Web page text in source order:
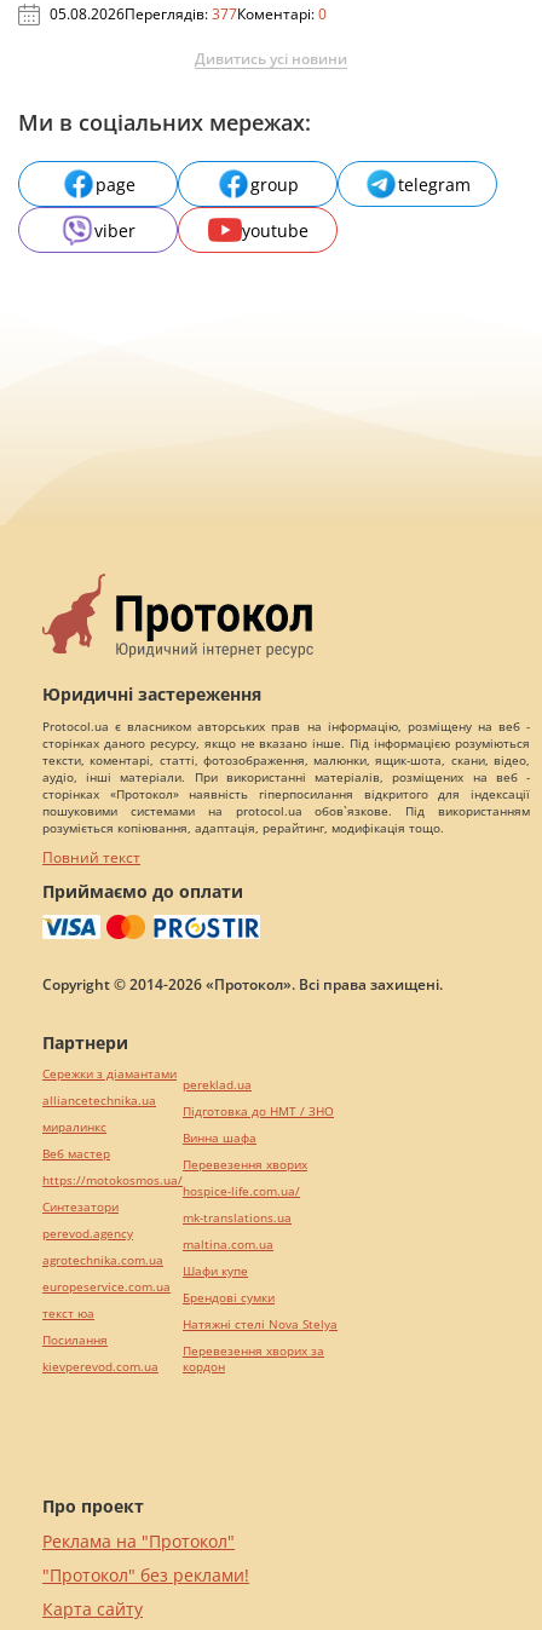
05.08.2026Переглядів:377Коментарі:0
Дивитись усі новини
Ми в соціальних мережах:
page group
telegram
viber
youtube
Юридичні застереження
Protocol.ua є власником авторських прав на інформацію, розміщену на веб -
сторінках даного ресурсу, якщо не вказано інше. Під інформацією розуміються
тексти, коментарі, статті, фотозображення, малюнки, ящик-шота, скани, відео,
аудіо, інші матеріали. При використанні матеріалів, розміщених на веб -
сторінках «Протокол» наявність гіперпосилання відкритого для індексації
пошуковими системами на protocol.ua обов`язкове. Під використанням
розуміється копіювання, адаптація, рерайтинг, модифікація тощо.
Повний текст
Приймаємо до оплати
Copyright © 2014-2026 «Протокол». Всі права захищені.
Про проект
Реклама на "Протокол"
"Протокол" без реклами!
Карта сайту
Партнери
Сережки з діамантами
alliancetechnika.ua
миралинкс
Веб мастер
https://motokosmos.ua/
Синтезатори
perevod.agency
agrotechnika.com.ua
europeservice.com.ua
текст юа
Посилання
kievperevod.com.ua
pereklad.ua
Підготовка до НМТ / ЗНО
Винна шафа
Перевезення хворих
hospice-life.com.ua/
mk-translations.ua
maltina.com.ua
Шафи купе
Брендові сумки
Натяжні стелі Nova Stelya
Перевезення хворих за
кордон